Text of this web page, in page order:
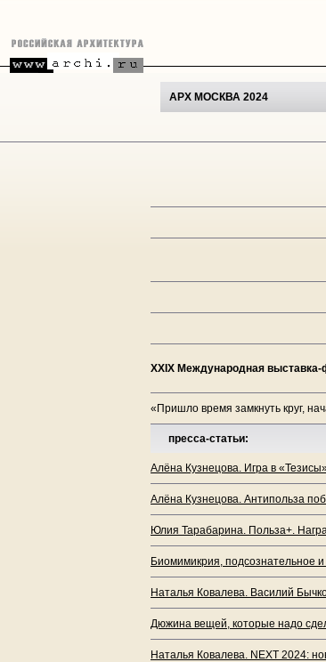
АРХ МОСКВА 2024
XXIX Международная
«Пришло время замкнуть круг,
пресса-статьи:
Алёна Кузнецова. Игра в
Алёна Кузнецова. Антипольза
Юлия Тарабарина. Польза+.
Биомимикрия, подсознательное
Наталья Ковалева. Василий
Дюжина вещей, которые надо
Наталья Ковалева. NEXT 2024: